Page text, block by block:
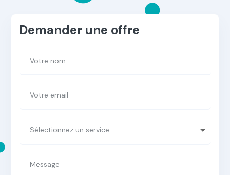
Demander une offre